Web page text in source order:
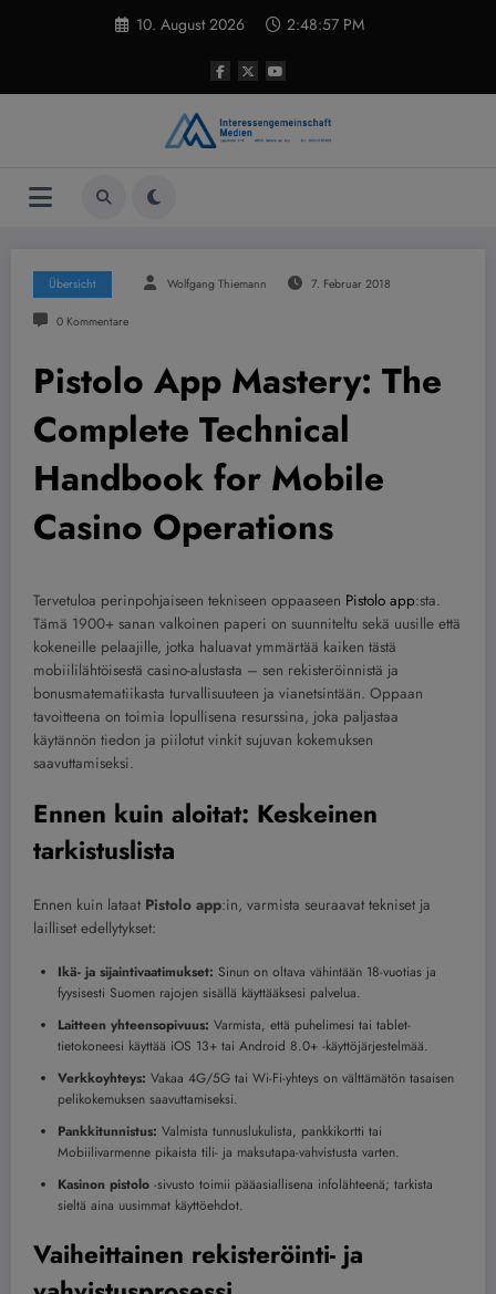
10. August 2026 2:48:57 PM
Übersicht Wolfgang Thiemann 7. Februar 2018
0 Kommentare
Pistolo App Mastery: The
Complete Technical
Handbook for Mobile
Casino Operations
Tervetuloa perinpohjaiseen tekniseen oppaaseen Pistolo app:sta.
Tämä 1900+ sanan valkoinen paperi on suunniteltu sekä uusille että
kokeneille pelaajille, jotka haluavat ymmärtää kaiken tästä
mobiililähtöisestä casino-alustasta – sen rekisteröinnistä ja
bonusmatematiikasta turvallisuuteen ja vianetsintään. Oppaan
tavoitteena on toimia lopullisena resurssina, joka paljastaa
käytännön tiedon ja piilotut vinkit sujuvan kokemuksen
saavuttamiseksi.
Ennen kuin aloitat: Keskeinen
tarkistuslista
Ennen kuin lataat Pistolo app:in, varmista seuraavat tekniset ja
lailliset edellytykset:
Ikä- ja sijaintivaatimukset: Sinun on oltava vähintään 18-vuotias ja
fyysisesti Suomen rajojen sisällä käyttääksesi palvelua.
Laitteen yhteensopivuus: Varmista, että puhelimesi tai tablet-
tietokoneesi käyttää iOS 13+ tai Android 8.0+ -käyttöjärjestelmää.
Verkkoyhteys: Vakaa 4G/5G tai Wi-Fi-yhteys on välttämätön tasaisen
pelikokemuksen saavuttamiseksi.
Pankkitunnistus: Valmista tunnuslukulista, pankkikortti tai
Mobiilivarmenne pikaista tili- ja maksutapa-vahvistusta varten.
Kasinon pistolo -sivusto toimii pääasiallisena infolähteenä; tarkista
sieltä aina uusimmat käyttöehdot.
Vaiheittainen rekisteröinti- ja